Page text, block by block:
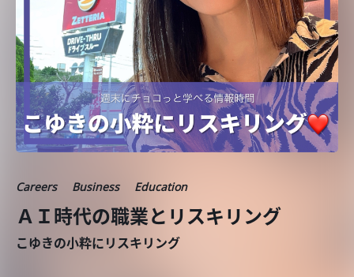
Careers Business Education
ＡＩ時代の職業とリスキリング
こゆきの小粋にリスキリング